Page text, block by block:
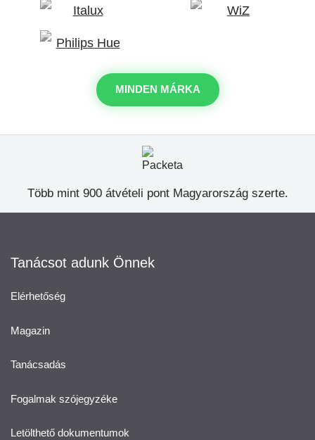
MINDEN MÁRKA
Több mint 900 átvételi pont Magyarország szerte.
Tanácsot adunk Önnek
Elérhetőség
Magazin
Tanácsadás
Fogalmak szójegyzéke
Letölthető dokumentumok